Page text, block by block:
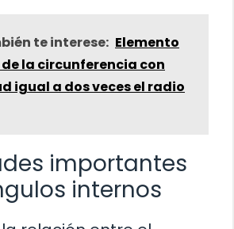
te interese: Elemento
la circunferencia con
igual a dos veces el radio
importantes
internos